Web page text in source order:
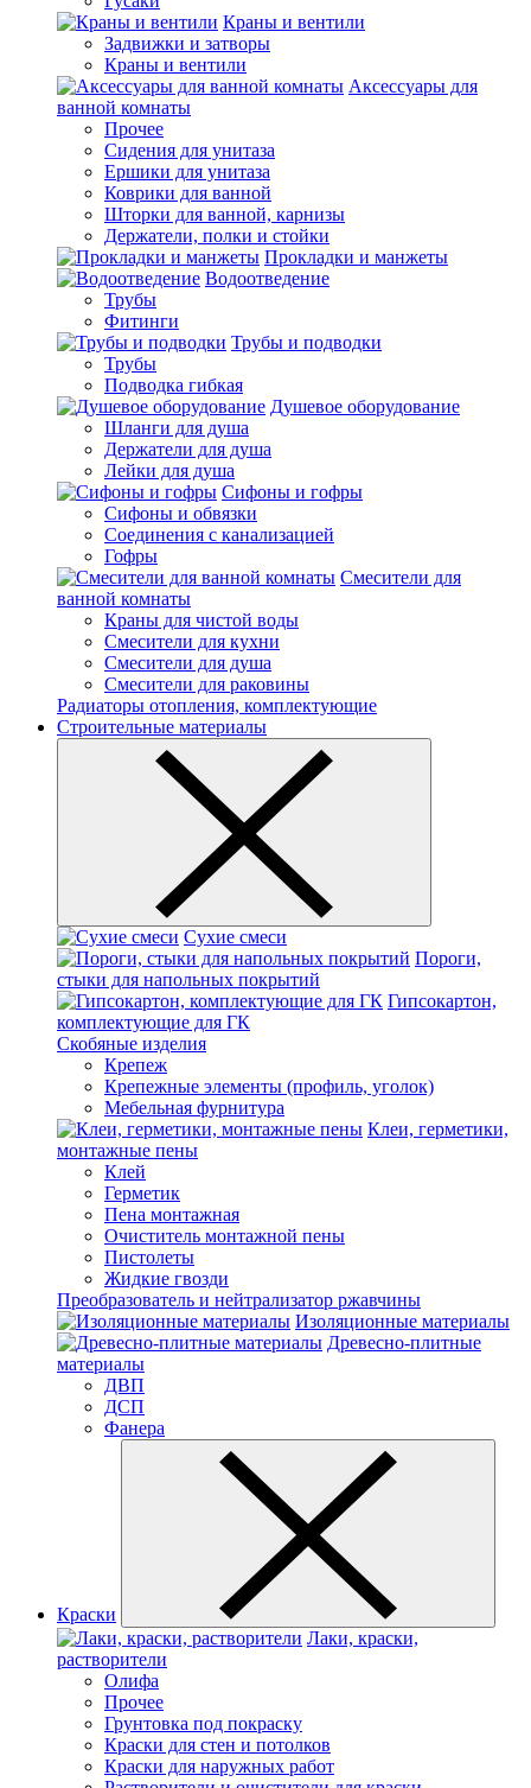
Краны и вентили
Задвижки и затворы
Краны и вентили
Аксессуары для
ванной комнаты
Прочее
Сидения для унитаза
Ершики для унитаза
Коврики для ванной
Шторки для ванной, карнизы
Держатели, полки и стойки
Прокладки и манжеты
Водоотведение
Трубы
Фитинги
Трубы и подводки
Трубы
Подводка гибкая
Душевое оборудование
Шланги для душа
Держатели для душа
Лейки для душа
Сифоны и гофры
Сифоны и обвязки
Соединения с канализацией
Гофры
Смесители для
ванной комнаты
Краны для чистой воды
Смесители для кухни
Смесители для душа
Смесители для раковины
Радиаторы отопления, комплектующие
Строительные материалы
Сухие смеси
Пороги,
стыки для напольных покрытий
Гипсокартон,
комплектующие для ГК
Скобяные изделия
Крепеж
Крепежные элементы (профиль, уголок)
Мебельная фурнитура
Клеи, герметики,
монтажные пены
Клей
Герметик
Пена монтажная
Очиститель монтажной пены
Пистолеты
Жидкие гвозди
Преобразователь и нейтрализатор ржавчины
Изоляционные материалы
Древесно-плитные
материалы
ДВП
ДСП
Фанера
Краски
Лаки, краски,
растворители
Олифа
Прочее
Грунтовка под покраску
Краски для стен и потолков
Краски для наружных работ